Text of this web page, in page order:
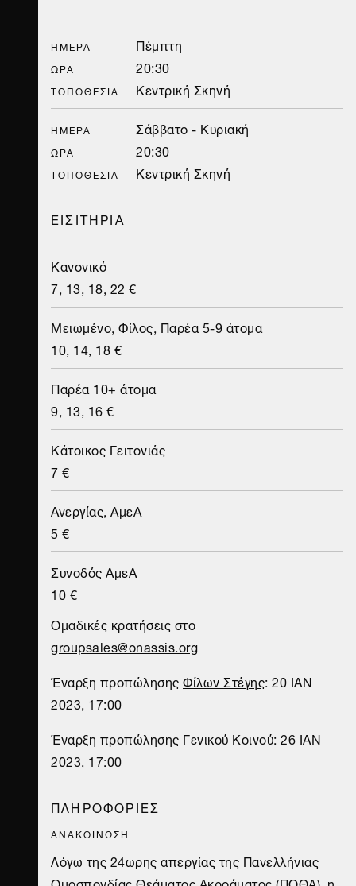
ΗΜΈΡΑ Πέμπτη
ΏΡΑ 20:30
ΤΟΠΟΘΕΣΊΑ Κεντρική Σκηνή
ΗΜΈΡΑ Σάββατο - Κυριακή
ΏΡΑ 20:30
ΤΟΠΟΘΕΣΊΑ
Κεντρική Σκηνή
ΕΙΣΙΤΗΡΙΑ
Κανονικό
7, 13, 18, 22 €
Μειωμένο, Φίλος, Παρέα 5-9 άτομα
10, 14, 18 €
Παρέα 10+ άτομα
9, 13, 16 €
Κάτοικος Γειτονιάς
7 €
Ανεργίας, ΑμεΑ
5 €
Συνοδός ΑμεΑ
10 €
Ομαδικές κρατήσεις στο
groupsales@onassis.org
Έναρξη προπώλησηςΦίλων Στέγης: 20 IAN
2023, 17:00
Έναρξη προπώλησης Γενικού Κοινού: 26 IAN
2023, 17:00
ΠΛΗΡΟΦΟΡΙΕΣ
ΑΝΑΚΟΙΝΩΣΗ
Λόγω της 24ωρης απεργίας της Πανελλήνιας